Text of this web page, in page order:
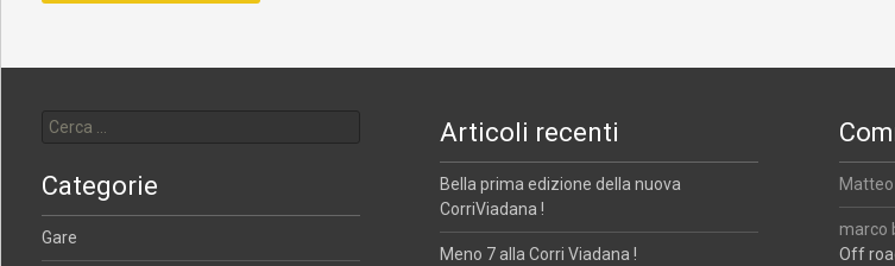
Articoli recenti
Bella prima edizione della nuova
CorriViadana !
Meno 7 alla Corri Viadana !
Matteo
marco
Off
Categorie
Gare